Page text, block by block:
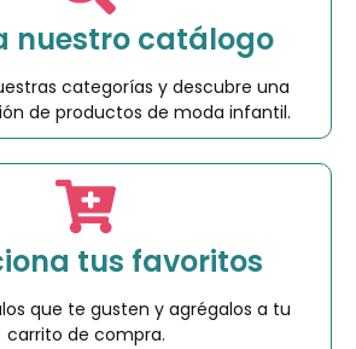
nuestro catálogo
categorías y descubre una
de productos de moda infantil.
tus favoritos
que te gusten y agrégalos a tu
carrito de compra.